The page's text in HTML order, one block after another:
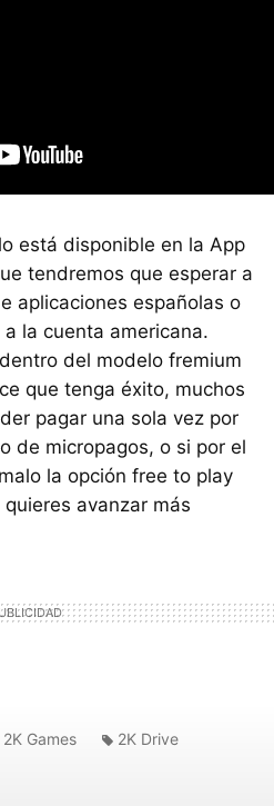
está disponible en la App
tendremos que esperar a
aplicaciones españolas o
la cuenta americana.
del modelo fremium
que tenga éxito, muchos
pagar una sola vez por
de micropagos, o si por el
la opción free to play
avanzar más
2K Games 2K Drive